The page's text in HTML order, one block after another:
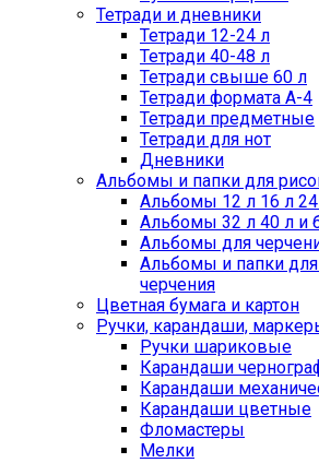
Тетради и дневники
Тетради 12-24 л
Тетради 40-48 л
Тетради свыше 60 л
Тетради формата А-4
Тетради предметные
Тетради для нот
Дневники
Альбомы и папки для
Альбомы 12 л 16 л
Альбомы 32 л 40 л и
Альбомы для
Альбомы и папки
черчения
Цветная бумага и картон
Ручки, карандаши,
Ручки шариковые
Карандаши
Карандаши
Карандаши цветные
Фломастеры
Мелки